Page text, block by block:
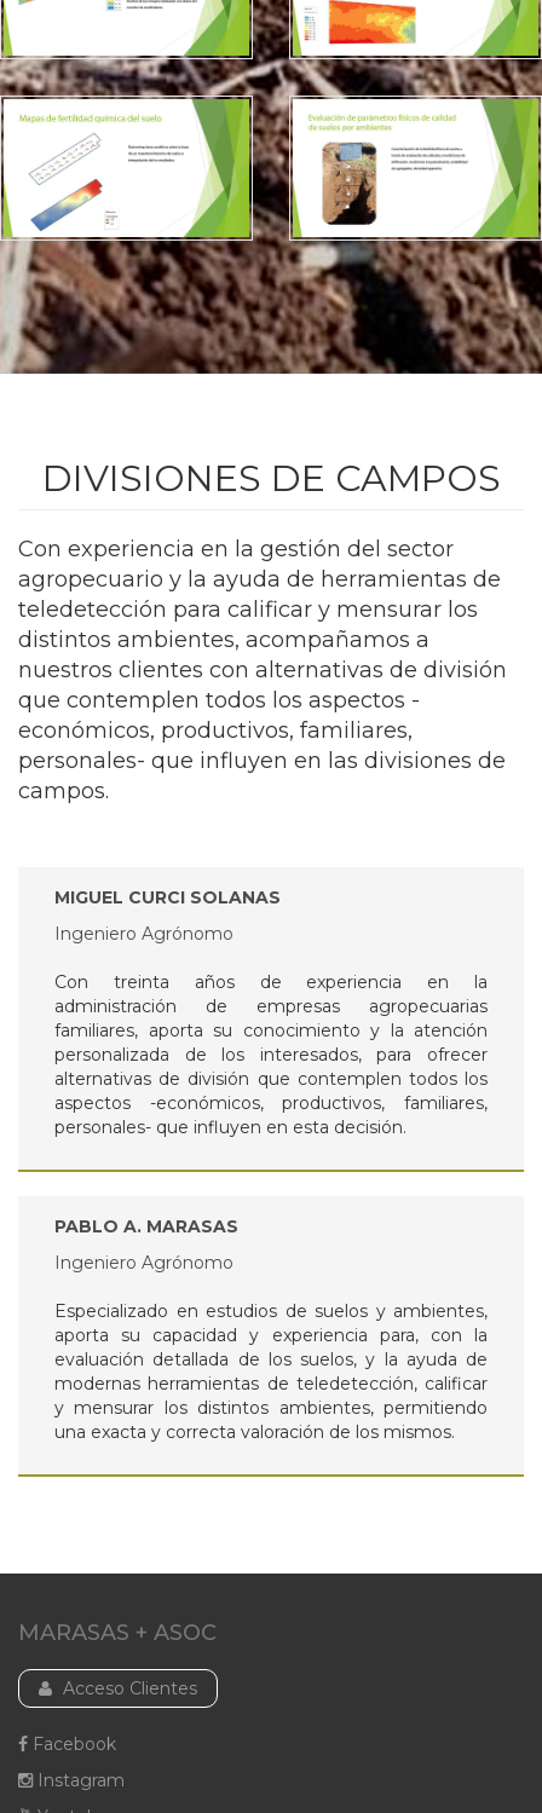
DIVISIONES DE CAMPOS
Con experiencia en la gestión del sector
agropecuario y la ayuda de herramientas de
teledetección para calificar y mensurar los
distintos ambientes, acompañamos a
nuestros clientes con alternativas de división
que contemplen todos los aspectos -
económicos, productivos, familiares,
personales- que influyen en las divisiones de
campos.
MIGUEL CURCI SOLANAS
Ingeniero Agrónomo
Con treinta años de experiencia en la
administración de empresas agropecuarias
familiares, aporta su conocimiento y la atención
personalizada de los interesados, para ofrecer
alternativas de división que contemplen todos los
aspectos -económicos, productivos, familiares,
personales- que influyen en esta decisión.
PABLO A. MARASAS
Ingeniero Agrónomo
Especializado en estudios de suelos y ambientes,
aporta su capacidad y experiencia para, con la
evaluación detallada de los suelos, y la ayuda de
modernas herramientas de teledetección, calificar
y mensurar los distintos ambientes, permitiendo
una exacta y correcta valoración de los mismos.
MARASAS + ASOC
Acceso Clientes
Facebook
Instagram